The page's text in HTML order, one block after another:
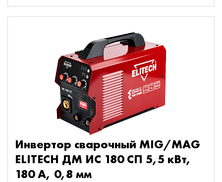
Инвертор сварочный MIG/MAG
ELITECH ДМ ИС 180 СП 5,5 кВт,
180 А, 0,8 мм